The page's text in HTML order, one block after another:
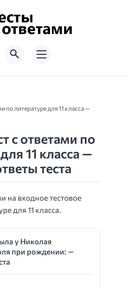
по литературе для 11 класса —
с ответами по
11 класса —
теста
на входное тестовое
для 11 класса.
у Николая
при рождении: —